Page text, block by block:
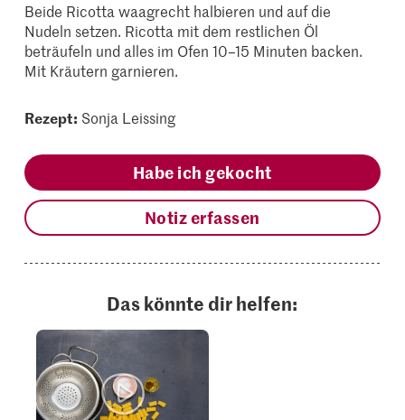
Beide Ricotta waagrecht halbieren und auf die
Nudeln setzen. Ricotta mit dem restlichen Öl
beträufeln und alles im Ofen 10–15 Minuten backen.
Mit Kräutern garnieren.
Rezept: Sonja Leissing
Habe ich gekocht
Notiz erfassen
Das könnte dir helfen: